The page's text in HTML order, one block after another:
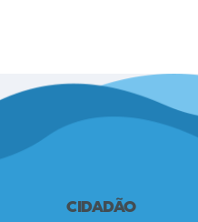
CIDADÃO